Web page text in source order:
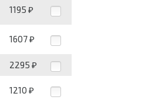
1195 ₽
1607 ₽
2295 ₽
1210 ₽